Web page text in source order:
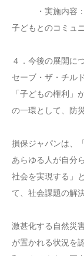
・実施内容：子
子どもとのコミュ
４．今後の展開に
セーブ・ザ・チル
「子どもの権利」
の一環として、防
損保ジャパンは、
あらゆる人が自分
社会を実現する」
て、社会課題の解
激甚化する自然災
が置かれる状況を